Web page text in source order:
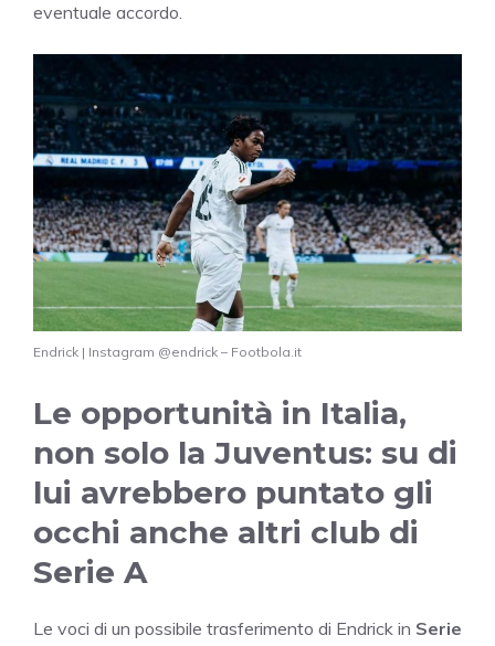
eventuale accordo.
Endrick | Instagram @endrick – Footbola.it
Le opportunità in Italia,
non solo la Juventus: su di
lui avrebbero puntato gli
occhi anche altri club di
Serie A
Le voci di un possibile trasferimento di Endrick in Serie